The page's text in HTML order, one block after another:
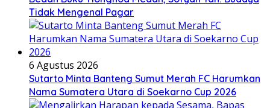
Tidak Mengenal Pagar
6 Agustus 2026
Sutarto Minta Banteng Sumut Merah FC Harumkan
Nama Sumatera Utara di Soekarno Cup 2026